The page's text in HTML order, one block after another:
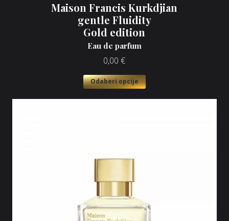
Maison Francis Kurkdjian
gentle Fluidity
Gold edition
Eau de parfum
0,00 €
Odaberi opcije